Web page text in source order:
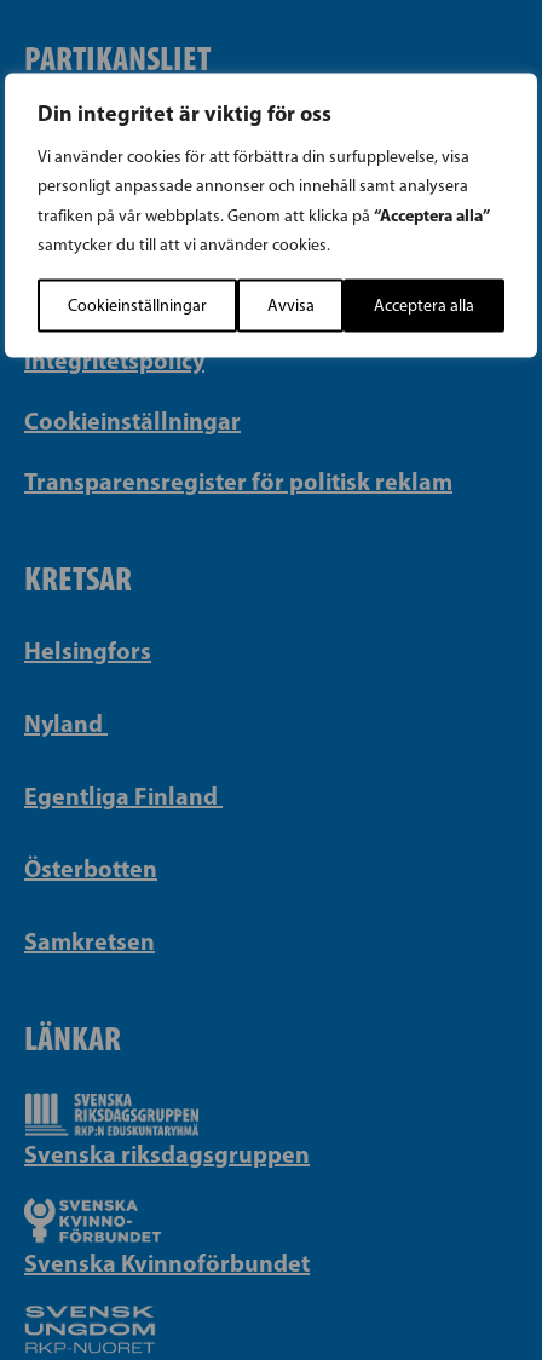
Din integritet är viktig för oss
Vi använder cookies för att förbättra din surfupplevelse, visa
personligt anpassade annonser och innehåll samt analysera
trafiken på vår webbplats. Genom att klicka på “Acceptera alla”
samtycker du till att vi använder cookies.
Cookieinställningar Avvisa Acceptera alla
PARTIKANSLIET
Telefon (09) 693 070
PB 430, 00101 Helsingfors
Georgsgatan 27, 00100 Helsingfors
info@sfp.fi
Faktureringsuppgifter
Integritetspolicy
Cookieinställningar
Transparensregister för politisk reklam
KRETSAR
Helsingfors
Nyland
Egentliga Finland
Österbotten
Samkretsen
LÄNKAR
Svenska riksdagsgruppen
Svenska Kvinnoförbundet